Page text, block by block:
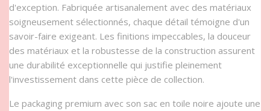
d'exception. Fabriquée artisanalement avec des matériaux
soigneusement sélectionnés, chaque détail témoigne d'un
savoir-faire exigeant. Les finitions impeccables, la douceur
des matériaux et la robustesse de la construction assurent
une durabilité exceptionnelle qui justifie pleinement
l'investissement dans cette pièce de collection.
Le packaging premium avec son sac en toile noire ajoute une